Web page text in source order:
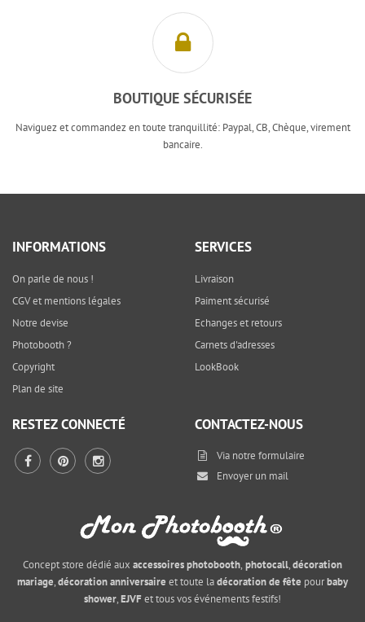
BOUTIQUE SÉCURISÉE
Naviguez et commandez en toute tranquillité: Paypal, CB, Chèque, virement
bancaire.
INFORMATIONS
On parle de nous !
CGV et mentions légales
Notre devise
Photobooth ?
Copyright
Plan de site
SERVICES
Livraison
Paiment sécurisé
Echanges et retours
Carnets d'adresses
LookBook
RESTEZ CONNECTÉ CONTACTEZ-NOUS
Via notre formulaire
Envoyer un mail
Concept store dédié aux accessoires photobooth, photocall,décoration
mariage,décoration anniversaire et toute ladécoration de fête pourbaby
shower,EJVFet tous vos événements festifs!